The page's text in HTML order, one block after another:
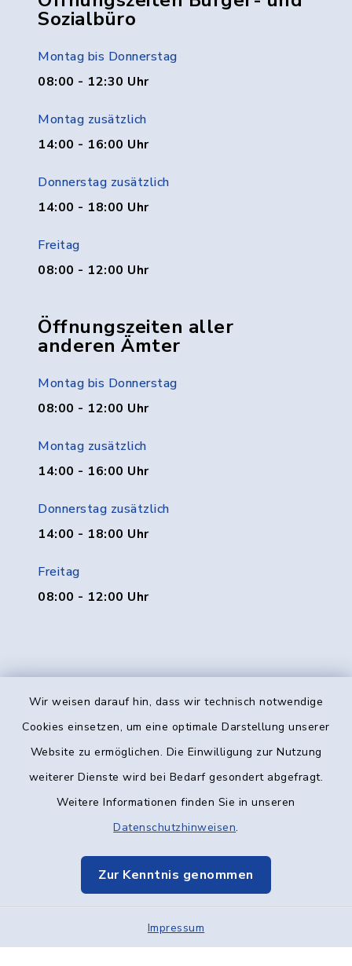
Wir weisen darauf hin, dass wir technisch notwendige
Cookies einsetzen, um eine optimale Darstellung unserer
Website zu ermöglichen. Die Einwilligung zur Nutzung
weiterer Dienste wird bei Bedarf gesondert abgefragt.
Weitere Informationen finden Sie in unseren
Datenschutzhinweisen.
Zur Kenntnis genommen
Impressum
Sozialbüro
Montag bis Donnerstag
08:00 - 12:30 Uhr
Montag zusätzlich
14:00 - 16:00 Uhr
Donnerstag zusätzlich
14:00 - 18:00 Uhr
Freitag
08:00 - 12:00 Uhr
Öffnungszeiten aller
anderen Ämter
Montag bis Donnerstag
08:00 - 12:00 Uhr
Montag zusätzlich
14:00 - 16:00 Uhr
Donnerstag zusätzlich
14:00 - 18:00 Uhr
Freitag
08:00 - 12:00 Uhr
Kontakt
Datenschutz
Elektronische Kommunikation
Sitemap